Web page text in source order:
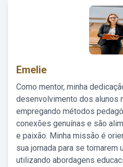
Emelie
Como mentor, minha
desenvolvimento dos alunos
empregando métodos
conexões genuínas e são
e paixão. Minha missão é
sua jornada para se tornarem
utilizando abordagens